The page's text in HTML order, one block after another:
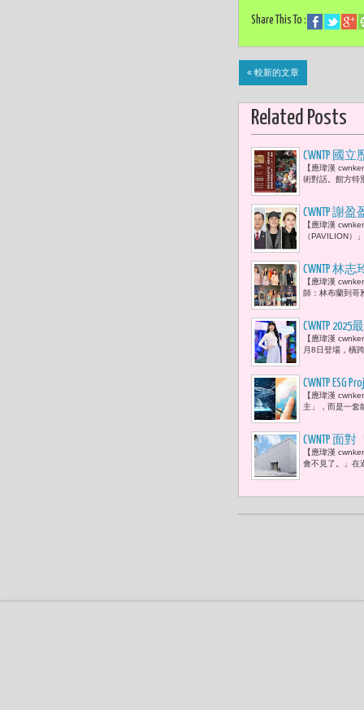
Share This To :
« 較新的文章
Related Posts
CWNTP 國
姆》首度
【應瑋漢
術對話。館方特
CWNTP 謝
方。」王
【應瑋漢
（PAVILION）
CWNTP 林
等52件 托
【應瑋漢
師：林布蘭到哥
CWNTP
敢愛麗絲
【應瑋漢
月8日登場，橫
CWNTP
【應瑋漢
主」，而是一套
​CWNTP 面
未來成為
【應瑋漢
會不見了。」在